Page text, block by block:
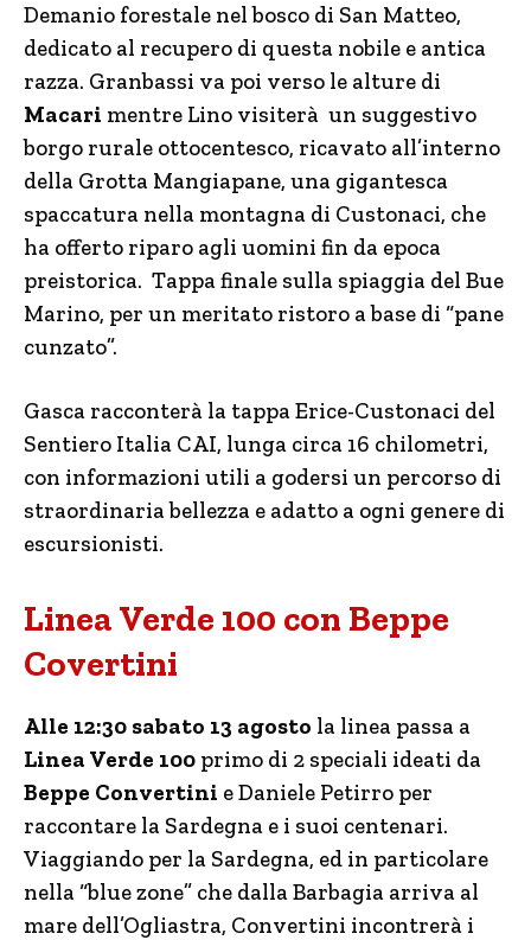
Demanio forestale nel bosco di San Matteo,
dedicato al recupero di questa nobile e antica
razza. Granbassi va poi verso le alture di
Macari mentre Lino visiterà un suggestivo
borgo rurale ottocentesco, ricavato all’interno
della Grotta Mangiapane, una gigantesca
spaccatura nella montagna di Custonaci, che
ha offerto riparo agli uomini fin da epoca
preistorica. Tappa finale sulla spiaggia del Bue
Marino, per un meritato ristoro a base di “pane
cunzato”.
Gasca racconterà la tappa Erice-Custonaci del
Sentiero Italia CAI, lunga circa 16 chilometri,
con informazioni utili a godersi un percorso di
straordinaria bellezza e adatto a ogni genere di
escursionisti.
Linea Verde 100 con Beppe
Covertini
Alle 12:30 sabato 13 agosto la linea passa a
Linea Verde 100 primo di 2 speciali ideati da
Beppe Convertini e Daniele Petirro per
raccontare la Sardegna e i suoi centenari.
Viaggiando per la Sardegna, ed in particolare
nella “blue zone” che dalla Barbagia arriva al
mare dell’Ogliastra, Convertini incontrerà i